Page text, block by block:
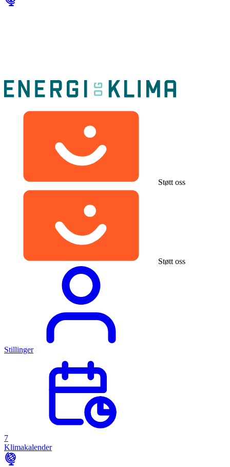
Støtt oss
Støtt oss
Stillinger
7
Klimakalender